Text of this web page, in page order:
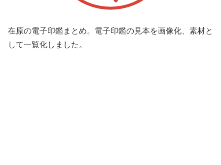
在原の電子印鑑まとめ。電子印鑑の見本を画像化、素材と
して一覧化しました。